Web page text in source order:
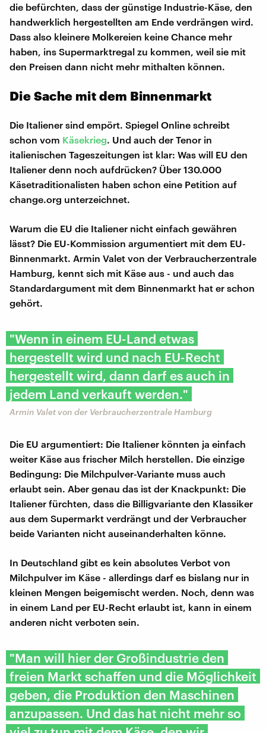
die befürchten, dass der günstige Industrie-Käse, den
handwerklich hergestellten am Ende verdrängen wird.
Dass also kleinere Molkereien keine Chance mehr
haben, ins Supermarktregal zu kommen, weil sie mit
den Preisen dann nicht mehr mithalten können.
Die Sache mit dem Binnenmarkt
Die Italiener sind empört. Spiegel Online schreibt
schon vom Käsekrieg. Und auch der Tenor in
italienischen Tageszeitungen ist klar: Was will EU den
Italiener denn noch aufdrücken? Über 130.000
Käsetraditionalisten haben schon eine Petition auf
change.org unterzeichnet.
Warum die EU die Italiener nicht einfach gewähren
lässt? Die EU-Kommission argumentiert mit dem EU-
Binnenmarkt. Armin Valet von der Verbraucherzentrale
Hamburg, kennt sich mit Käse aus - und auch das
Standardargument mit dem Binnenmarkt hat er schon
gehört.
"Wenn in einem EU-Land etwas
hergestellt wird und nach EU-Recht
hergestellt wird, dann darf es auch in
jedem Land verkauft werden."
Armin Valet von der Verbraucherzentrale Hamburg
Die EU argumentiert: Die Italiener könnten ja einfach
weiter Käse aus frischer Milch herstellen. Die einzige
Bedingung: Die Milchpulver-Variante muss auch
erlaubt sein. Aber genau das ist der Knackpunkt: Die
Italiener fürchten, dass die Billigvariante den Klassiker
aus dem Supermarkt verdrängt und der Verbraucher
beide Varianten nicht auseinanderhalten könne.
In Deutschland gibt es kein absolutes Verbot von
Milchpulver im Käse - allerdings darf es bislang nur in
kleinen Mengen beigemischt werden. Noch, denn was
in einem Land per EU-Recht erlaubt ist, kann in einem
anderen nicht verboten sein.
"Man will hier der Großindustrie den
freien Markt schaffen und die Möglichkeit
geben, die Produktion den Maschinen
anzupassen. Und das hat nicht mehr so